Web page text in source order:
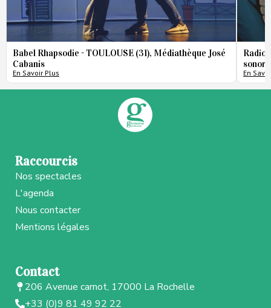
Babel Rhapsodie - TOULOUSE (31), Médiathèque José
Cabanis
En Savoir Plus
Radio
En
Raccourcis
Nos spectacles
L'agenda
Nous contacter
Mentions légales
Contact
206 Avenue carnot, 17000 La Rochelle
+33 (0)9 81 49 92 22